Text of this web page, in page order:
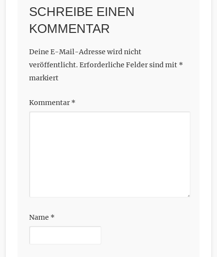
SCHREIBE EINEN
KOMMENTAR
Deine E-Mail-Adresse wird nicht
veröffentlicht. Erforderliche Felder sind mit *
markiert
Kommentar *
Name *